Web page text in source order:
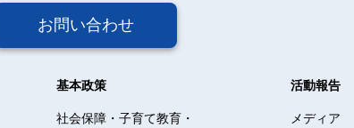
お問い合わせ
基本政策
社会保障・子育て教育・
活動報告
メディア